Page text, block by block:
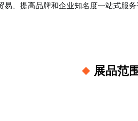
、提高品牌和企业知名度一站式服务
展品范围